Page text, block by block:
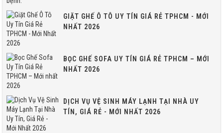
GIẶT GHẾ Ô TÔ UY TÍN GIÁ RẺ TPHCM - MỚI
NHẤT 2026
BỌC GHẾ SOFA UY TÍN GIÁ RẺ TPHCM – MỚI
NHẤT 2026
DỊCH VỤ VỆ SINH MÁY LẠNH TẠI NHÀ UY
TÍN, GIÁ RẺ - MỚI NHẤT 2026